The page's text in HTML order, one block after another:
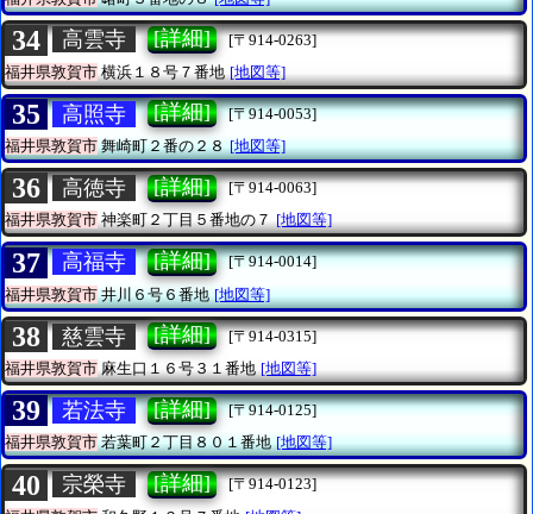
34 高雲寺 [詳細]
[〒914-0263]
福井県敦賀市 横浜１８号７番地 [地図等]
35 高照寺 [詳細]
[〒914-0053]
福井県敦賀市舞崎町２番の２８ [地図等]
36 高徳寺 [詳細]
[〒914-0063]
福井県敦賀市神楽町２丁目５番地の７ [地図等]
37 高福寺 [詳細]
[〒914-0014]
福井県敦賀市井川６号６番地 [地図等]
38 慈雲寺 [詳細]
[〒914-0315]
福井県敦賀市麻生口１６号３１番地 [地図等]
39 若法寺 [詳細]
[〒914-0125]
福井県敦賀市若葉町２丁目８０１番地 [地図等]
40 宗榮寺 [詳細]
[〒914-0123]